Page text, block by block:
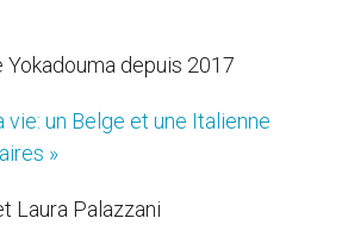
depuis 2017
un Belge et une Italienne
»
Laura Palazzani